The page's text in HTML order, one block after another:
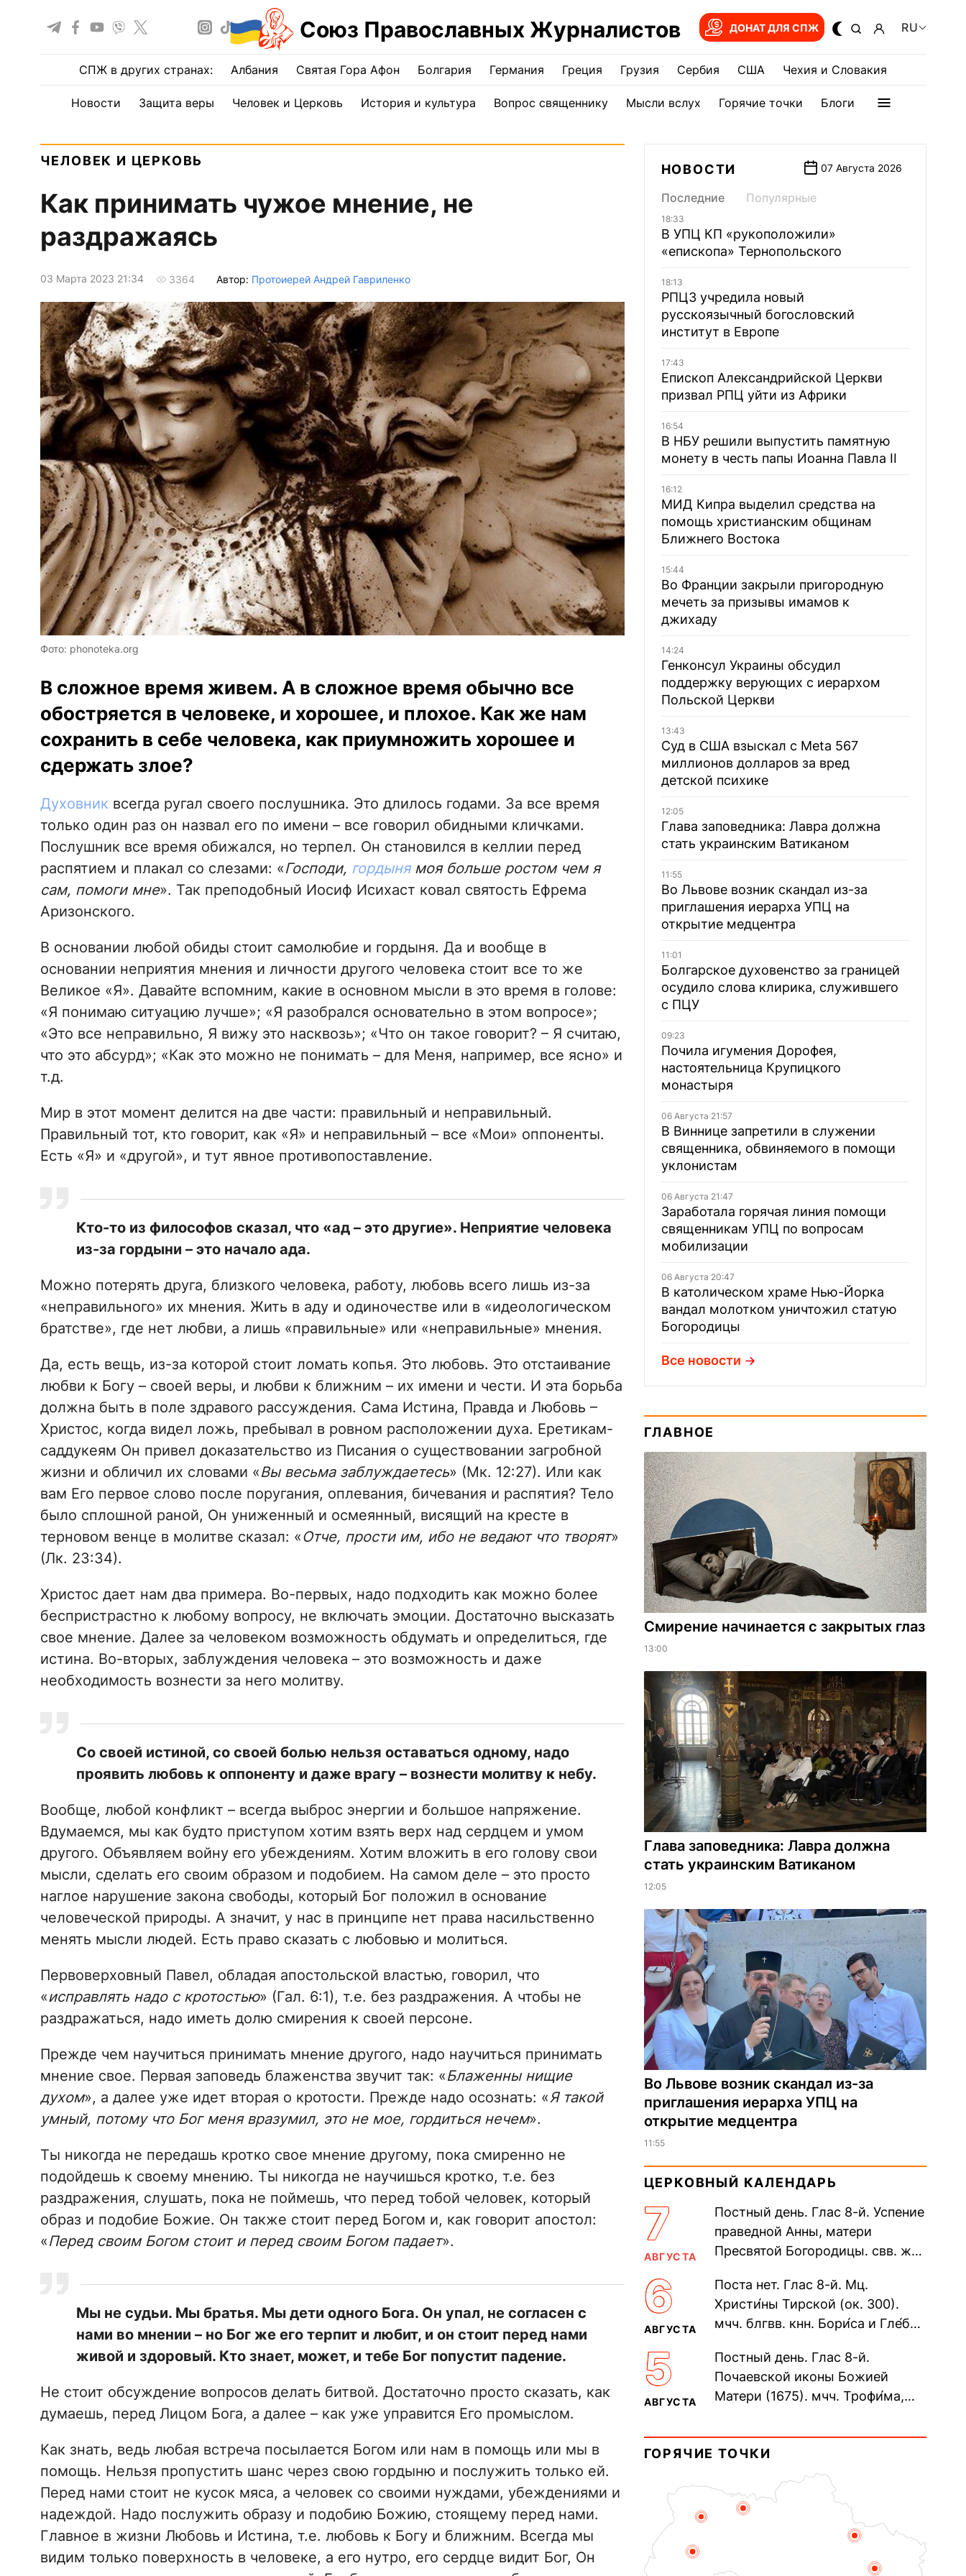
Союз Православных Журналистов ДОНАТ ДЛЯ СПЖ RU
СПЖ в других странах: Албания Святая Гора Афон Болгария Германия Греция Грузия Сербия США Чехия и Словакия
Новости Защита веры Человек и Церковь История и культура Вопрос священнику Мысли вслух Горячие точки Блоги
ЧЕЛОВЕК И ЦЕРКОВЬ
Как принимать чужое мнение, не
раздражаясь
03 Марта 2023 21:34 3364 Автор: Протоиерей Андрей Гавриленко
Фото: phonoteka.org
В сложное время живем. А в сложное время обычно все
обостряется в человеке, и хорошее, и плохое. Как же нам
сохранить в себе человека, как приумножить хорошее и
сдержать злое?
Духовник всегда ругал своего послушника. Это длилось годами. За все время
только один раз он назвал его по имени – все говорил обидными кличками.
Послушник все время обижался, но терпел. Он становился в келлии перед
распятием и плакал со слезами: «Господи, гордынямоя больше ростом чем я
сам, помоги мне». Так преподобный Иосиф Исихаст ковал святость Ефрема
Аризонского.
В основании любой обиды стоит самолюбие и гордыня. Да и вообще в
основании неприятия мнения и личности другого человека стоит все то же
Великое «Я». Давайте вспомним, какие в основном мысли в это время в голове:
«Я понимаю ситуацию лучше»; «Я разобрался основательно в этом вопросе»;
«Это все неправильно, Я вижу это насквозь»; «Что он такое говорит? – Я считаю,
что это абсурд»; «Как это можно не понимать – для Меня, например, все ясно» и
т.д.
Мир в этот момент делится на две части: правильный и неправильный.
Правильный тот, кто говорит, как «Я» и неправильный – все «Мои» оппоненты.
Есть «Я» и «другой», и тут явное противопоставление.
Кто-то из философов сказал, что «ад – это другие». Неприятие человека
из-за гордыни – это начало ада.
Можно потерять друга, близкого человека, работу, любовь всего лишь из-за
«неправильного» их мнения. Жить в аду и одиночестве или в «идеологическом
братстве», где нет любви, а лишь «правильные» или «неправильные» мнения.
Да, есть вещь, из-за которой стоит ломать копья. Это любовь. Это отстаивание
любви к Богу – своей веры, и любви к ближним – их имени и чести. И эта борьба
должна быть в поле здравого рассуждения. Сама Истина, Правда и Любовь –
Христос, когда видел ложь, пребывал в ровном расположении духа. Еретикам-
саддукеям Он привел доказательство из Писания о существовании загробной
жизни и обличил их словами «Вы весьма заблуждаетесь» (Мк. 12:27). Или как
вам Его первое слово после поругания, оплевания, бичевания и распятия? Тело
было сплошной раной, Он униженный и осмеянный, висящий на кресте в
терновом венце в молитве сказал: «Отче, прости им, ибо не ведают что творят»
(Лк. 23:34).
Христос дает нам два примера. Во-первых, надо подходить как можно более
беспристрастно к любому вопросу, не включать эмоции. Достаточно высказать
свое мнение. Далее за человеком возможность обдумать и определиться, где
истина. Во-вторых, заблуждения человека – это возможность и даже
необходимость вознести за него молитву.
Со своей истиной, со своей болью нельзя оставаться одному, надо
проявить любовь к оппоненту и даже врагу – вознести молитву к небу.
Вообще, любой конфликт – всегда выброс энергии и большое напряжение.
Вдумаемся, мы как будто приступом хотим взять верх над сердцем и умом
другого. Объявляем войну его убеждениям. Хотим вложить в его голову свои
мысли, сделать его своим образом и подобием. На самом деле – это просто
наглое нарушение закона свободы, который Бог положил в основание
человеческой природы. А значит, у нас в принципе нет права насильственно
менять мысли людей. Есть право сказать с любовью и молиться.
Первоверховный Павел, обладая апостольской властью, говорил, что
«исправлять надо с кротостью» (Гал. 6:1), т.е. без раздражения. А чтобы не
раздражаться, надо иметь долю смирения к своей персоне.
Прежде чем научиться принимать мнение другого, надо научиться принимать
мнение свое. Первая заповедь блаженства звучит так: «Блаженны нищие
духом», а далее уже идет вторая о кротости. Прежде надо осознать: «Я такой
умный, потому что Бог меня вразумил, это не мое, гордиться нечем».
Ты никогда не передашь кротко свое мнение другому, пока смиренно не
подойдешь к своему мнению. Ты никогда не научишься кротко, т.е. без
раздражения, слушать, пока не поймешь, что перед тобой человек, который
образ и подобие Божие. Он также стоит перед Богом и, как говорит апостол:
«Перед своим Богом стоит и перед своим Богом падает».
Мы не судьи. Мы братья. Мы дети одного Бога. Он упал, не согласен с
нами во мнении – но Бог же его терпит и любит, и он стоит перед нами
живой и здоровый. Кто знает, может, и тебе Бог попустит падение.
Не стоит обсуждение вопросов делать битвой. Достаточно просто сказать, как
думаешь, перед Лицом Бога, а далее – как уже управится Его промыслом.
Как знать, ведь любая встреча посылается Богом или нам в помощь или мы в
помощь. Нельзя пропустить шанс через свою гордыню и послужить только ей.
Перед нами стоит не кусок мяса, а человек со своими нуждами, убеждениями и
надеждой. Надо послужить образу и подобию Божию, стоящему перед нами.
Главное в жизни Любовь и Истина, т.е. любовь к Богу и ближним. Всегда мы
видим только поверхность в человеке, а его нутро, его сердце видит Бог, Он
НОВОСТИ 07 Августа 2026
Последние Популярные
18:33
В УПЦ КП «рукоположили»
«епископа» Тернопольского
18:13
РПЦЗ учредила новый
русскоязычный богословский
институт в Европе
17:43
Епископ Александрийской Церкви
призвал РПЦ уйти из Африки
16:54
В НБУ решили выпустить памятную
монету в честь папы Иоанна Павла II
16:12
МИД Кипра выделил средства на
помощь христианским общинам
Ближнего Востока
15:44
Во Франции закрыли пригородную
мечеть за призывы имамов к
джихаду
14:24
Генконсул Украины обсудил
поддержку верующих с иерархом
Польской Церкви
13:43
Суд в США взыскал с Meta 567
миллионов долларов за вред
детской психике
12:05
Глава заповедника: Лавра должна
стать украинским Ватиканом
11:55
Во Львове возник скандал из-за
приглашения иерарха УПЦ на
открытие медцентра
11:01
Болгарское духовенство за границей
осудило слова клирика, служившего
с ПЦУ
09:23
Почила игумения Дорофея,
настоятельница Крупицкого
монастыря
06 Августа 21:57
В Виннице запретили в служении
священника, обвиняемого в помощи
уклонистам
06 Августа 21:47
Заработала горячая линия помощи
священникам УПЦ по вопросам
мобилизации
06 Августа 20:47
В католическом храме Нью-Йорка
вандал молотком уничтожил статую
Богородицы
Все новости
ГЛАВНОЕ
Смирение начинается с закрытых глаз
13:00
Глава заповедника: Лавра должна
стать украинским Ватиканом
12:05
Во Львове возник скандал из-за
приглашения иерарха УПЦ на
открытие медцентра
11:55
ЦЕРКОВНЫЙ КАЛЕНДАРЬ
7
АВГУСТА
Постный день. Глас 8-й. Успение
праведной Анны, матери
Пресвятой Богородицы. свв. жен
прп. Евпракси́и девы,...
6
АВГУСТА
Поста нет. Глас 8-й. Мц.
Христи́ны Тирской (ок. 300).
мчч. блгвв. кнн. Бори́са и Гле́ба,
Дави́да (1015). Прп....
5
АВГУСТА
Постный день. Глас 8-й.
Почаевской иконы Божией
Матери (1675). мчч. Трофи́ма,
мучеников (284–305). прав.
воина Фео́дора...
ГОРЯЧИЕ ТОЧКИ